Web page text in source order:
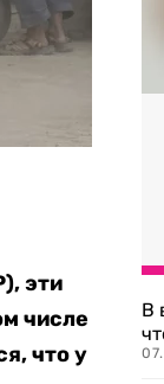
эти
числе
что у
В